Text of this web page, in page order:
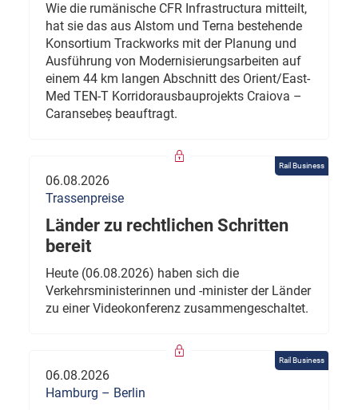
Wie die rumänische CFR Infrastructura mitteilt,
hat sie das aus Alstom und Terna bestehende
Konsortium Trackworks mit der Planung und
Ausführung von Modernisierungsarbeiten auf
einem 44 km langen Abschnitt des Orient/East-
Med TEN-T Korridorausbauprojekts Craiova –
Caransebeș beauftragt.
Rail Business
06.08.2026
Trassenpreise
Länder zu rechtlichen Schritten
bereit
Heute (06.08.2026) haben sich die
Verkehrsministerinnen und -minister der Länder
zu einer Videokonferenz zusammengeschaltet.
Rail Business
06.08.2026
Hamburg – Berlin